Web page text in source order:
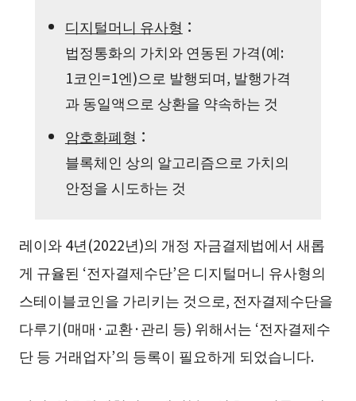
디지털머니 유사형 ：
법정통화의 가치와 연동된 가격(예:
1코인=1엔)으로 발행되며, 발행가격
과 동일액으로 상환을 약속하는 것
암호화폐형 ：
블록체인 상의 알고리즘으로 가치의
안정을 시도하는 것
레이와 4년(2022년)의 개정 자금결제법에서 새롭
게 규율된 ‘전자결제수단’은 디지털머니 유사형의
스테이블코인을 가리키는 것으로, 전자결제수단을
다루기(매매·교환·관리 등) 위해서는 ‘전자결제수
단 등 거래업자’의 등록이 필요하게 되었습니다.